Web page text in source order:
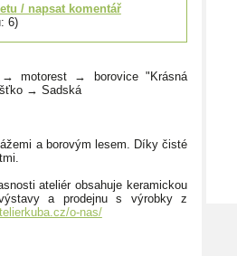
/ napsat komentář
6)
motorest → borovice "Krásná
→ Sadská
a borovým lesem. Díky čisté
ateliér obsahuje keramickou
a prodejnu s výrobky z
o-nas/